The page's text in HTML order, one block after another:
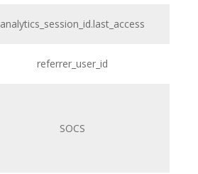
analytics_session_id.last_access
referrer_user_id
SOCS